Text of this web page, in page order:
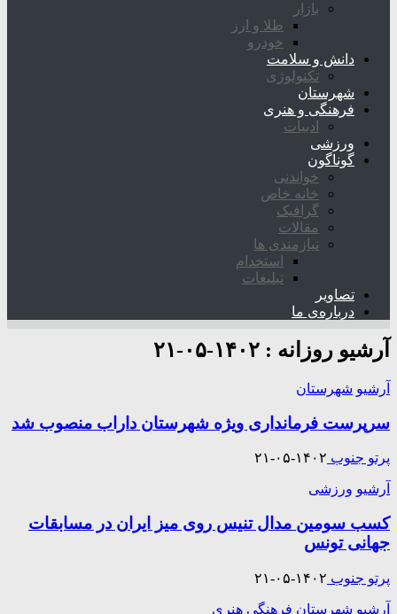
بازار
طلا و ارز
خودرو
دانش و سلامت
تکنولوژی
شهرستان
فرهنگی و هنری
ادبیات
ورزشی
گوناگون
خواندنی
خانه خاص
گرافیک
مقالات
نیازمندی ها
استخدام
تبلیغات
تصاویر
درباره‌ی ما
آرشیو روزانه : ۱۴۰۲-۰۵-۲۱
آرشیو شهرستان
سرپرست فرمانداری ویژه شهرستان داراب منصوب شد
پرتو جنوب ۱۴۰۲-۰۵-۲۱
آرشیو ورزشی
کسب سومین مدال تنیس روی میز ایران در مسابقات
جهانی تونس
پرتو جنوب ۱۴۰۲-۰۵-۲۱
آرشیو شهرستان فرهنگی هنری